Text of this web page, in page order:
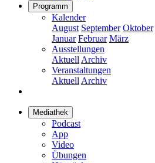
Programm
Kalender
August September Oktober
Januar Februar März
Ausstellungen
Aktuell Archiv
Veranstaltungen
Aktuell Archiv
Mediathek
Podcast
App
Video
Übungen